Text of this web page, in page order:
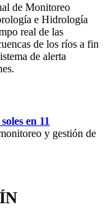
de Monitoreo
e Hidrología
real de las
de los ríos a fin
de alerta
en 11
y gestión de